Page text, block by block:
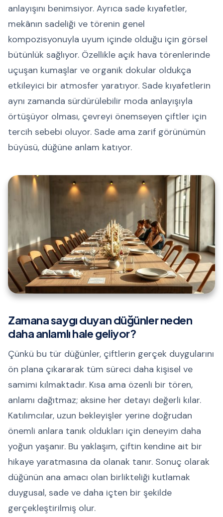
anlayışını benimsiyor. Ayrıca sade kıyafetler,
mekânın sadeliği ve törenin genel
kompozisyonuyla uyum içinde olduğu için görsel
bütünlük sağlıyor. Özellikle açık hava törenlerinde
uçuşan kumaşlar ve organik dokular oldukça
etkileyici bir atmosfer yaratıyor. Sade kıyafetlerin
aynı zamanda sürdürülebilir moda anlayışıyla
örtüşüyor olması, çevreyi önemseyen çiftler için
tercih sebebi oluyor. Sade ama zarif görünümün
büyüsü, düğüne anlam katıyor.
Zamana saygı duyan düğünler neden
daha anlamlı hale geliyor?
Çünkü bu tür düğünler, çiftlerin gerçek duygularını
ön plana çıkararak tüm süreci daha kişisel ve
samimi kılmaktadır. Kısa ama özenli bir tören,
anlamı dağıtmaz; aksine her detayı değerli kılar.
Katılımcılar, uzun bekleyişler yerine doğrudan
önemli anlara tanık oldukları için deneyim daha
yoğun yaşanır. Bu yaklaşım, çiftin kendine ait bir
hikaye yaratmasına da olanak tanır. Sonuç olarak
düğünün ana amacı olan birlikteliği kutlamak
duygusal, sade ve daha içten bir şekilde
gerçekleştirilmiş olur.